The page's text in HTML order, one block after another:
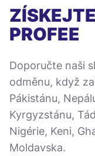
PROFEE
Doporučte naši
odměnu, když
Pákistánu,
Kyrgyzstánu,
Nigérie, Keni,
Moldavska.